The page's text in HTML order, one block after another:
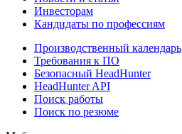
Инвесторам
Кандидаты по профессиям
Производственный календарь
Требования к ПО
Безопасный HeadHunter
HeadHunter API
Поиск работы
Поиск по резюме